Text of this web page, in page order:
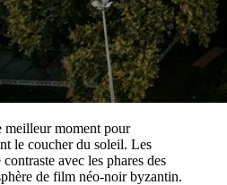
meilleur moment pour
le coucher du soleil. Les
avec les phares des
de film néo-noir byzantin.